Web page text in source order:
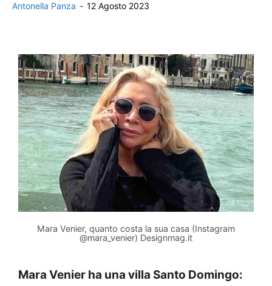
Antonella Panza - 12 Agosto 2023
Mara Venier, quanto costa la sua casa (Instagram
@mara_venier) Designmag.it
Mara Venier ha una villa Santo Domingo: